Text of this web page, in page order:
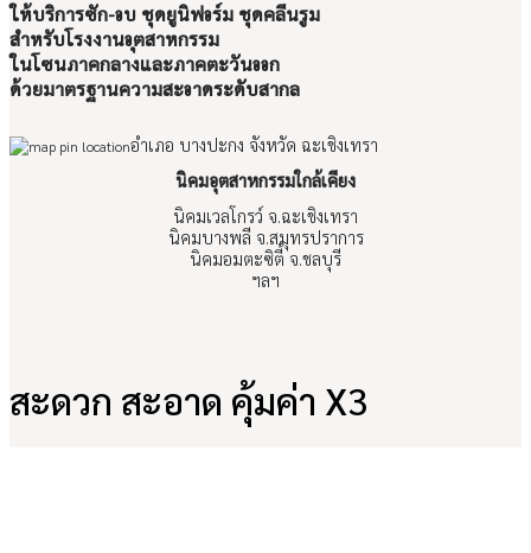
ให้บริการซัก-อบ ชุดยูนิฟอร์ม ชุดคลีนรูม
สำหรับโรงงานอุตสาหกรรม
ในโซนภาคกลางและภาคตะวันออก
ด้วยมาตรฐานความสะอาดระดับสากล
อำเภอ บางปะกง จังหวัด ฉะเชิงเทรา
นิคมอุตสาหกรรมใกล้เคียง
นิคมเวลโกรว์ จ.ฉะเชิงเทรา
นิคมบางพลี จ.สมุทรปราการ
นิคมอมตะซิตี้ จ.ชลบุรี
ฯลฯ
สะดวก สะอาด คุ้มค่า X3